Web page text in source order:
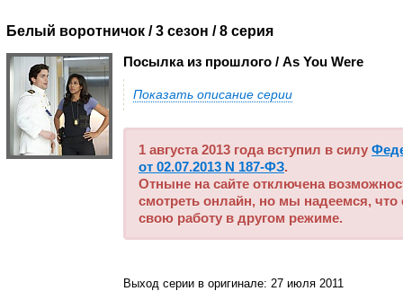
Белый воротничок / 3 сезон / 8 серия
Посылка из прошлого / As You Were
Показать описание серии
1 августа 2013 года вступил в силу
от 02.07.2013 N 187-ФЗ.
Отныне на сайте отключена
смотреть онлайн, но мы надеемся, что
свою работу в другом режиме.
Выход серии в оригинале: 27 июля 2011